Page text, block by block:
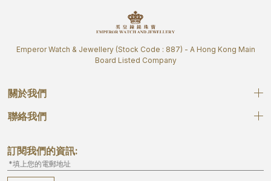
Emperor Watch & Jewellery (Stock Code : 887) - A Hong Kong Main
Board Listed Company
關於我們
聯絡我們
訂閱我們的資訊: